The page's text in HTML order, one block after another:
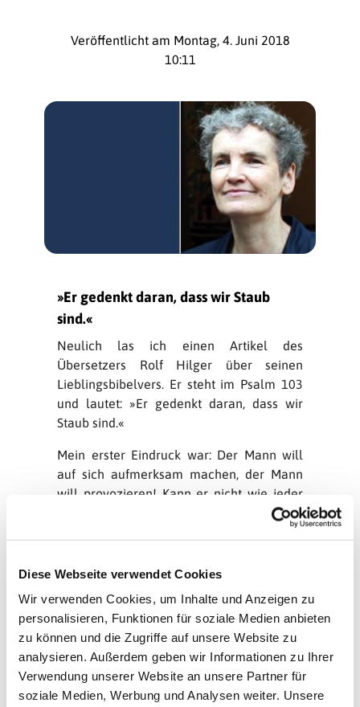
Diese Webseite verwendet Cookies
Wir verwenden Cookies, um Inhalte und Anzeigen zu
personalisieren, Funktionen für soziale Medien anbieten
zu können und die Zugriffe auf unsere Website zu
analysieren. Außerdem geben wir Informationen zu Ihrer
Verwendung unserer Website an unsere Partner für
soziale Medien, Werbung und Analysen weiter. Unsere
Veröffentlicht am Montag, 4. Juni 2018
10:11
»Er gedenkt daran, dass wir Staub
sind.«
Neulich las ich einen Artikel des
Übersetzers Rolf Hilger über seinen
Lieblingsbibelvers. Er steht im Psalm 103
und lautet: »Er gedenkt daran, dass wir
Staub sind.«
Mein erster Eindruck war: Der Mann will
auf sich aufmerksam machen, der Mann
will provozieren! Kann er nicht wie jeder
normale Mensch einen Vers wählen wie
»Der Herr ist mein Hirte« oder »Gott ist
dem Staub tröstend oder aufrichtend sein?
Aber dann las ich mit wachsender
Begeisterung seine Erklärung, warum ihm
ausgerechnet diese Worte zu einem
Schatz geworden sind: Einem Menschen,
der immer wieder Zweifel hat, ob das, was